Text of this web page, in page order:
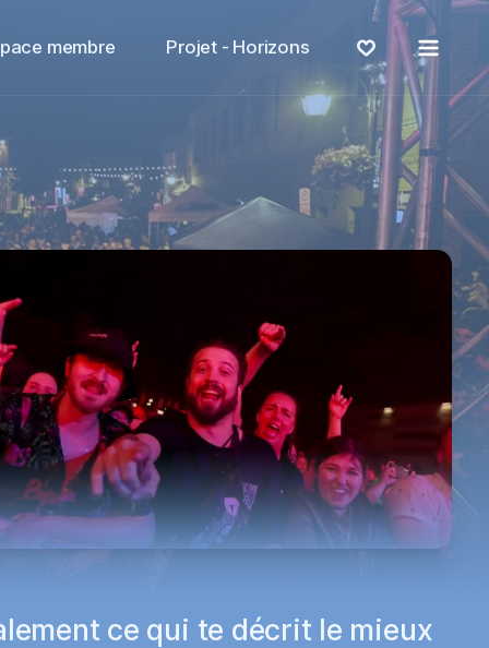
membre Projet - Horizons
Menu
ce qui te décrit le mieux